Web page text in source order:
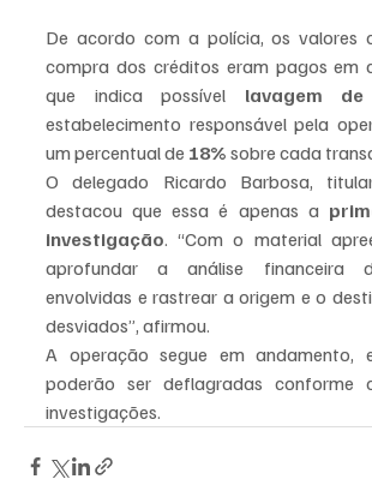
De acordo com a polícia, os valores
compra dos créditos eram pagos em
que indica possível lavagem
estabelecimento responsável pela
um percentual de 18% sobre cada
O delegado Ricardo Barbosa,
destacou que essa é apenas a
investigação. “Com o material
aprofundar a análise financeira
envolvidas e rastrear a origem e o
desviados”, afirmou.
A operação segue em andamento,
poderão ser deflagradas conforme
investigações.